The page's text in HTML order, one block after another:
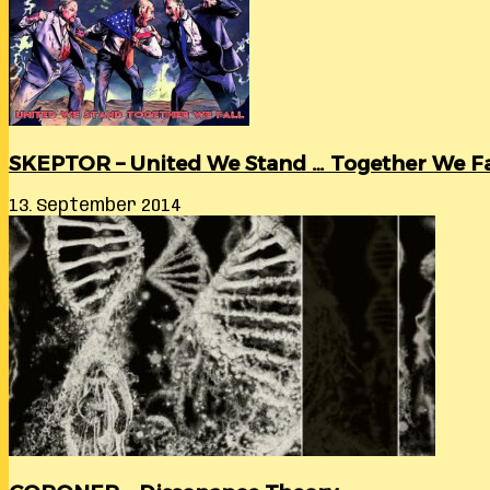
SKEPTOR – United We Stand … Together We
13. September 2014